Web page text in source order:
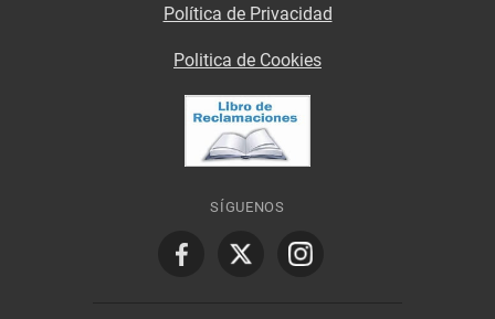
Política de Privacidad
Politica de Cookies
SÍGUENOS